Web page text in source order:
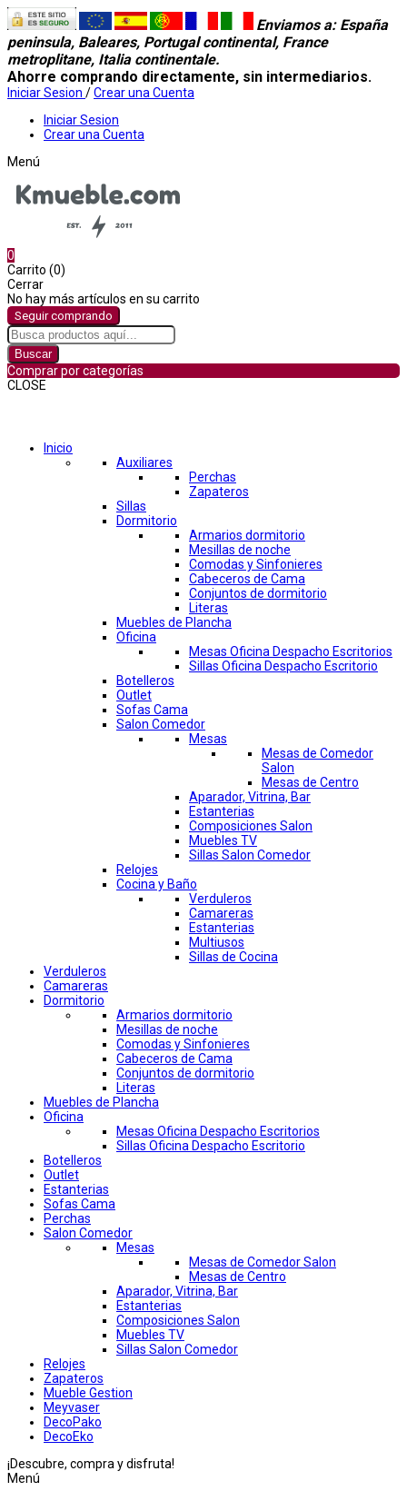
Enviamos a: España
peninsula, Baleares, Portugal continental, France
metroplitane, Italia continentale.
Ahorre comprando directamente, sin intermediarios.
Iniciar Sesion /Crear una Cuenta
Iniciar Sesion
Crear una Cuenta
Menú
0
Carrito (0)
Cerrar
No hay más artículos en su carrito
Seguir comprando
Buscar
Comprar por categorías
CLOSE
Inicio
Auxiliares
Perchas
Zapateros
Sillas
Dormitorio
Armarios dormitorio
Mesillas de noche
Comodas y Sinfonieres
Cabeceros de Cama
Conjuntos de dormitorio
Literas
Muebles de Plancha
Oficina
Mesas Oficina Despacho Escritorios
Sillas Oficina Despacho Escritorio
Botelleros
Outlet
Sofas Cama
Salon Comedor
Mesas
Mesas de Comedor
Salon
Mesas de Centro
Aparador, Vitrina, Bar
Estanterias
Composiciones Salon
Muebles TV
Sillas Salon Comedor
Relojes
Cocina y Baño
Verduleros
Camareras
Estanterias
Multiusos
Sillas de Cocina
Verduleros
Camareras
Dormitorio
Armarios dormitorio
Mesillas de noche
Comodas y Sinfonieres
Cabeceros de Cama
Conjuntos de dormitorio
Literas
Muebles de Plancha
Oficina
Mesas Oficina Despacho Escritorios
Sillas Oficina Despacho Escritorio
Botelleros
Outlet
Estanterias
Sofas Cama
Perchas
Salon Comedor
Mesas
Mesas de Comedor Salon
Mesas de Centro
Aparador, Vitrina, Bar
Estanterias
Composiciones Salon
Muebles TV
Sillas Salon Comedor
Relojes
Zapateros
Mueble Gestion
Meyvaser
DecoPako
DecoEko
¡Descubre, compra y disfruta!
Menú